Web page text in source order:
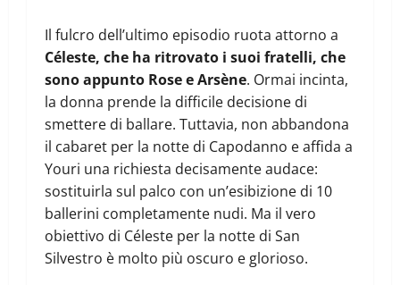
Il fulcro dell’ultimo episodio ruota attorno a
Céleste, che ha ritrovato i suoi fratelli, che
sono appunto Rose e Arsène. Ormai incinta,
la donna prende la difficile decisione di
smettere di ballare. Tuttavia, non abbandona
il cabaret per la notte di Capodanno e affida a
Youri una richiesta decisamente audace:
sostituirla sul palco con un’esibizione di 10
ballerini completamente nudi. Ma il vero
obiettivo di Céleste per la notte di San
Silvestro è molto più oscuro e glorioso.